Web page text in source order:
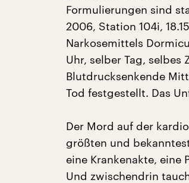
Formulierungen sind
2006, Station 104i,
Narkosemittels
Uhr, selber Tag,
Blutdrucksenkende
Tod festgestellt. Das
Der Mord auf der
größten und
eine Krankenakte, eine
Und zwischendrin